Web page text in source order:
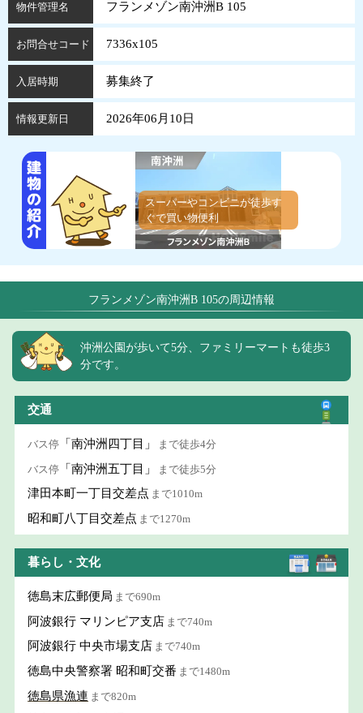
物件管理名 フランメゾン南沖洲B 105
お問合せコード 7336x105
入居時期 募集終了
情報更新日 2026年06月10日
スーパーやコンビニが徒歩す
ぐで買い物便利
フランメゾン南沖洲B 105の周辺情報
沖洲公園が歩いて5分、ファミリーマートも徒歩3
分です。
交通
バス停 「南沖洲四丁目」 まで徒歩4分
バス停 「南沖洲五丁目」 まで徒歩5分
津田本町一丁目交差点 まで1010m
昭和町八丁目交差点 まで1270m
暮らし・文化
徳島末広郵便局 まで690m
阿波銀行 マリンピア支店 まで740m
阿波銀行 中央市場支店 まで740m
徳島中央警察署 昭和町交番 まで1480m
徳島県漁連 まで820m